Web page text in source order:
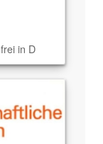
in D